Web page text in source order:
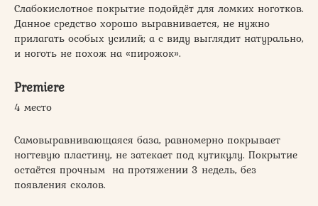
Слабокислотное покрытие подойдёт для ломких ноготков.
Данное средство хорошо выравнивается, не нужно
прилагать особых усилий; а с виду выглядит натурально,
и ноготь не похож на «пирожок».
Premiere
4 место
Самовыравнивающаяся база, равномерно покрывает
ногтевую пластину, не затекает под кутикулу. Покрытие
остаётся прочным на протяжении 3 недель, без
появления сколов.